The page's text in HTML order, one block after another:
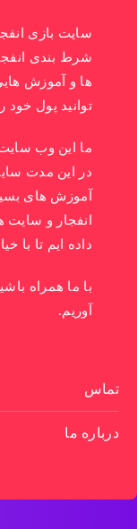
سایت بازی
شرط بندی
ها و آموزش
توانید پول خود
در این مدت
آموزش های
انفجار و سایت
داده ایم تا با
با ما همراه
آوریم.
تماس
درباره ما